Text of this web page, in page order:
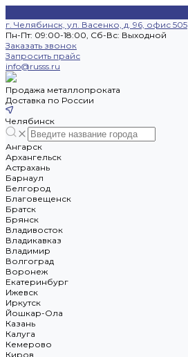
г. Челябинск, ул. Васенко, д. 96, офис 505
Пн-Пт: 09:00-18:00, Cб-Вс: Выходной
Заказать звонок
Запросить прайс
info@russs.ru
Продажа металлопроката
Доставка по России
Челябинск
Ангарск
Архангельск
Астрахань
Барнаул
Белгород
Благовещенск
Братск
Брянск
Владивосток
Владикавказ
Владимир
Волгоград
Воронеж
Екатеринбург
Ижевск
Иркутск
Йошкар-Ола
Казань
Калуга
Кемерово
Киров